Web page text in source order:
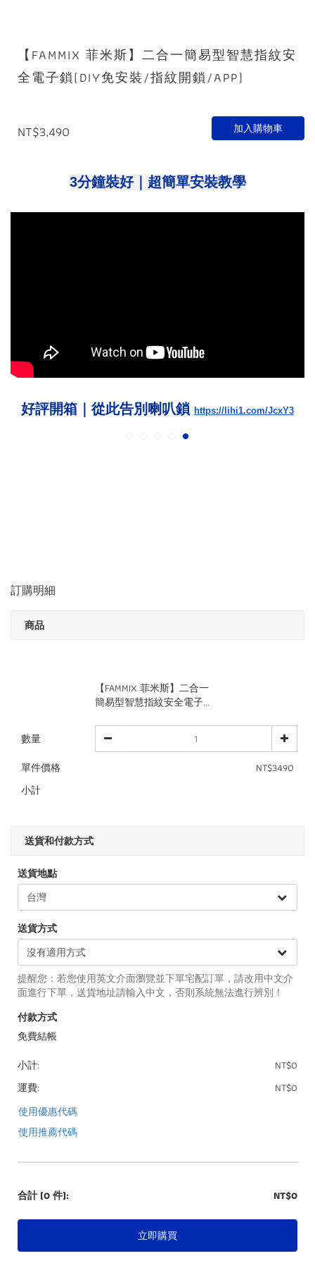
【FAMMIX 菲米斯】二合一簡易型智慧指紋安
全電子鎖(DIY免安裝/指紋開鎖/APP)
NT$3,490 加入購物車
3分鐘裝好｜超簡單安裝教學
好評開箱｜從此告別喇叭鎖 https://lihi1.com/JcxY3
訂購明細
商品
【FAMMIX 菲米斯】二合一
簡易型智慧指紋安全電子...
數量
單件價格
NT$3490
小計
送貨和付款方式
送貨地點
送貨方式
提醒您：若您使用英文介面瀏覽並下單宅配訂單，請改用中文介
面進行下單，送貨地址請輸入中文，否則系統無法進行辨別！
付款方式
免費結帳
小計:
NT$0
運費:
NT$0
使用優惠代碼
使用推薦代碼
合計 (0 件): NT$0
立即購買